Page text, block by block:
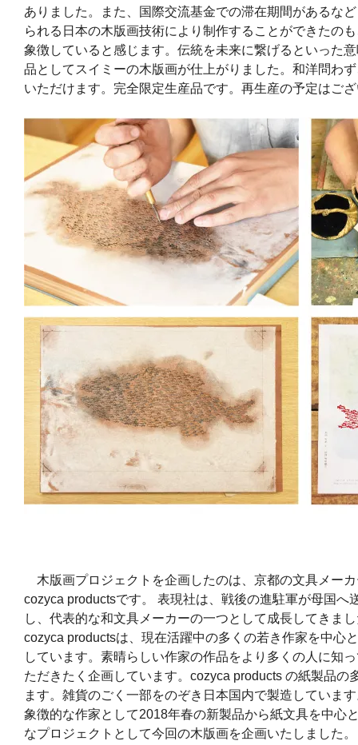
ありました。また、国際交流基金での滞在期間があるな
られる日本の木版画技術により制作することができたの
象徴していると感じます。伝統を未来に繋げるといった
品としてスイミーの木版画が仕上がりました。和洋問わ
いただけます。完全限定生産品です。再生産の予定はご
木版画プロジェクトを企画したのは、京都の文具メー
cozyca productsです。 表現社は、戦後の進駐軍が母国へ
し、代表的な和文具メーカーの一つとして成長してきま
cozyca productsは、現在活躍中の多くの若き作家を中心
しています。素晴らしい作家の作品をより多くの人に知
ただきたく企画しています。cozyca products の紙製品の
ます。雑貨のごく一部をのぞき日本国内で製造していま
象徴的な作家として2018年春の新製品から紙文具を中心
なプロジェクトとして今回の木版画を企画いたしました。